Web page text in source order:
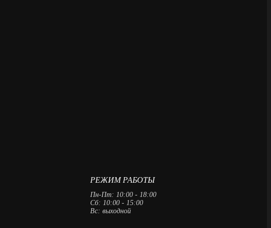
РЕЖИМ РАБОТЫ
Пн-Пт: 10:00 - 18:00
Сб: 10:00 - 15:00
Вс: выходной